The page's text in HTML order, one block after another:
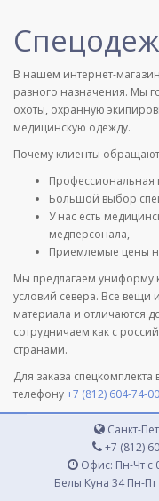
В нашем интернет-
разного назначения. Мы
охоты, охранную
медицинскую одежду.
Почему клиенты
Большой выбор
У нас есть
медперсонала,
Приемлемые цены
Мы предлагаем униформу
условий севера. Все вещи
материала и отличаются
сотрудничаем как с
странами.
Для заказа
телефону+7 (812) 604-74-00
Санкт-
+7 (812)
Офис: Пн-Чт с
Белы Куна 34 Пн-